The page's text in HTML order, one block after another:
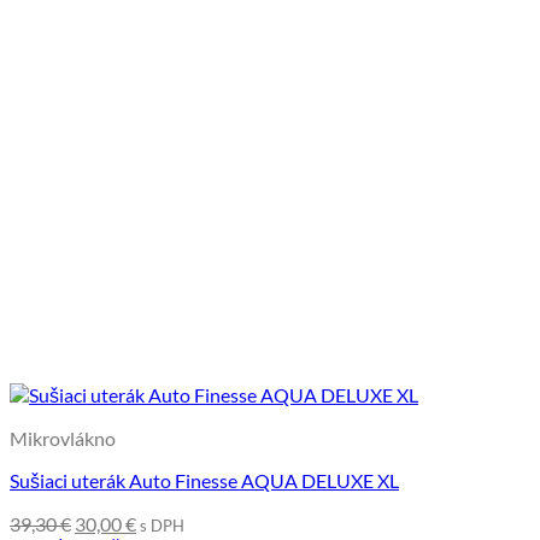
Mikrovlákno
Sušiaci uterák Auto Finesse AQUA DELUXE XL
39,30€ Pôvodná
30,00€Aktuálna
s DPH